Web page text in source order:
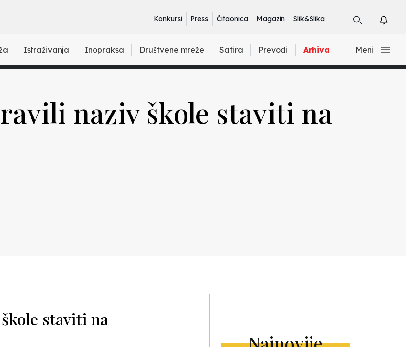
Konkursi Press Čitaonica Magazin Slik&Slika
Istraživanja Inopraksa Društvene mreže Satira Prevodi Arhiva Meni
naziv škole staviti na
staviti na